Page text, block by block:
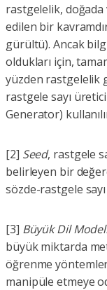
rastgelelik,
edilen bir
gürültü). Ancak
oldukları için,
yüzden rastgelelik
rastgele sayı
Generator)
[2] Seed, rastgele
belirleyen bir
sözde-rastgele
[3] Büyük Dil
büyük miktarda
öğrenme
manipüle etmeye